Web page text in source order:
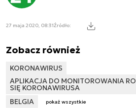
27 maja 2020, 08:31Źródło:
Zobacz również
KORONAWIRUS
APLIKACJA DO MONITOROWANIA
SIĘ KORONAWIRUSA
BELGIA
pokaż wszystkie